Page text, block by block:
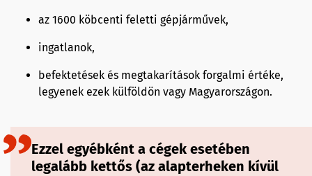
az 1600 köbcenti feletti gépjárművek,
ingatlanok,
befektetések és megtakarítások forgalmi értéke,
legyenek ezek külföldön vagy Magyarországon.
Ezzel egyébként a cégek esetében
legalább kettős (az alapterheken kívül